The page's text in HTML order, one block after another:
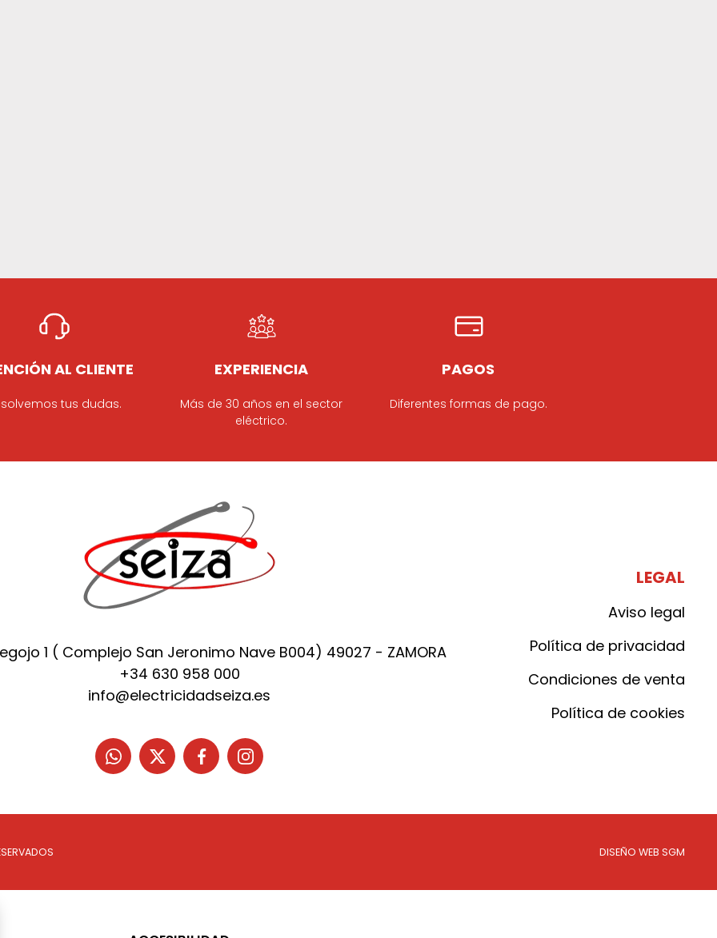
AL CLIENTE
tus dudas.
EXPERIENCIA
Más de 30 años en el sector
eléctrico.
PAGOS
Diferentes formas de pago.
1 ( Complejo San Jeronimo Nave B004) 49027 - ZAMORA
+34 630 958 000
info@electricidadseiza.es
LEGAL
Aviso legal
Política de privacidad
Condiciones de venta
Política de cookies
DISEÑO WEB SGM